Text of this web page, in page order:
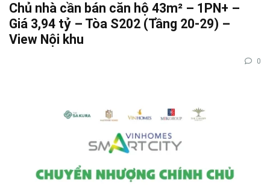
Chủ nhà cần bán căn hộ 43m² – 1PN+ –
Giá 3,94 tỷ – Tòa S202 (Tầng 20-29) –
View Nội khu
0